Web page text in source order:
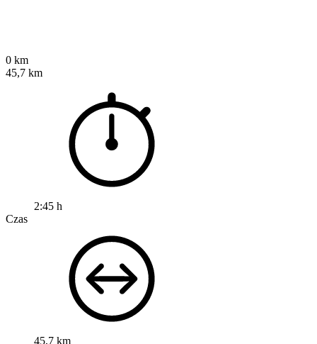
0 km
45,7 km
2:45 h
Czas
45,7 km